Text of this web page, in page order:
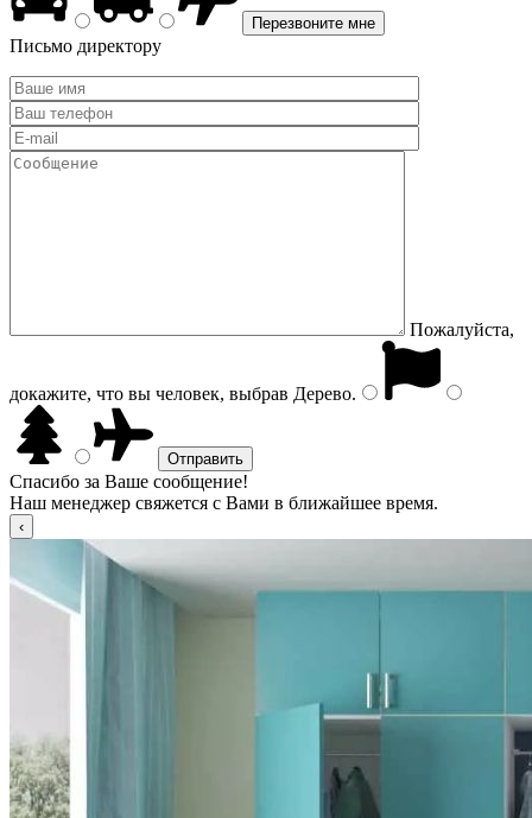
Письмо директору
Пожалуйста,
докажите, что вы человек, выбрав Дерево.
Спасибо за Ваше сообщение!
Наш менеджер свяжется с Вами в ближайшее время.